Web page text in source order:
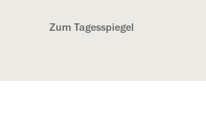
Zum Tagesspiegel